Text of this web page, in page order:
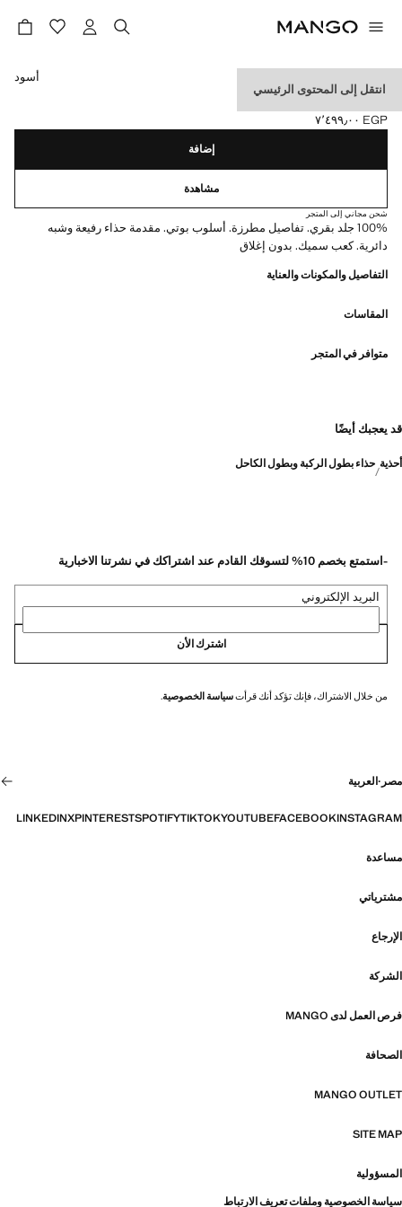
انتقل إلى المحتوى الرئيسي
حذاء كاوبوي جلدي مطرز
السعر الحالي [EGP ٧٬٤٩٩٫٠٠ ]
EGP ٧٬٤٩٩٫٠٠
حدد اللون
أسود
إضافة
مشاهدة
شحن مجاني إلى المتجر
100% جلد بقري. تفاصيل مطرزة. أسلوب بوتي. مقدمة حذاء رفيعة وشبه
دائرية. كعب سميك. بدون إغلاق
التفاصيل والمكونات والعناية
المقاسات
متوافر في المتجر
قد يعجبك أيضًا
أحذية حذاء بطول الركبة وبطول الكاحل
-استمتع بخصم 10% لتسوقك القادم عند اشتراكك في نشرتنا الاخبارية
البريد الإلكتروني
اشترك الأن
من خلال الاشتراك، فإنك تؤكد أنك قرأتسياسة الخصوصية.
مصر ·العربية
INSTAGRAM
FACEBOOK
YOUTUBE
TIKTOK
SPOTIFY
PINTEREST
X
LINKEDIN
مساعدة
مشترياتي
الإرجاع
الشركة
فرص العمل لدى MANGO
الصحافة
MANGO OUTLET
SITE MAP
المسؤولية
سياسة الخصوصية وملفات تعريف الارتباط